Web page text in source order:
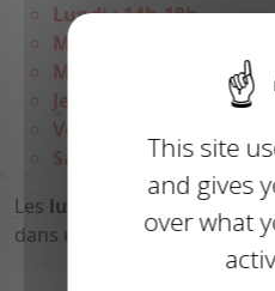
This site
and gives
over what
Lundi : 14h-18h
Mardi : 9h-12h / 14h-18h
Mercredi : 9h-12h /
Jeudi : 14h-18h
Vendredi : 9h-12h / 14h-
Samedi : 9h-12h / 14h-
Les lundi jeudi matins
dans un secteur de 25 km